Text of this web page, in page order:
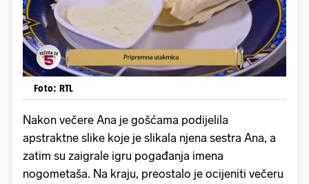
Foto: RTL
Nakon večere Ana je gošćama podijelila
apstraktne slike koje je slikala njena sestra Ana, a
zatim su zaigrale igru pogađanja imena
nogometaša. Na kraju, preostalo je ocijeniti večeru